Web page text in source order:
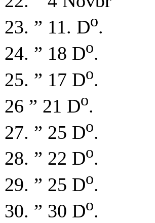
23. ” 11. Do.
24. ” 18 Do.
25. ” 17 Do.
26 ” 21 Do.
27. ” 25 Do.
28. ” 22 Do.
29. ” 25 Do.
30. ” 30 Do.